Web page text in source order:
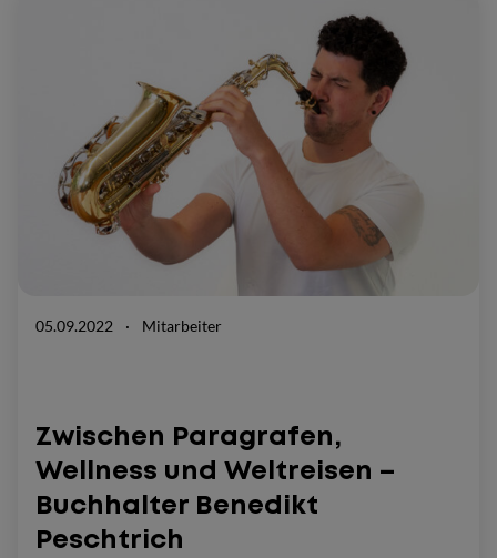
05.09.2022 · Mitarbeiter
Zwischen Paragrafen,
Wellness und Weltreisen –
Buchhalter Benedikt
Peschtrich